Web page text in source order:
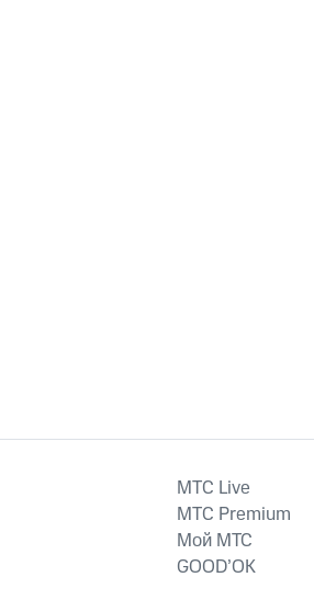
MTС Live
MTС Premium
Мой МТС
GOOD’OK